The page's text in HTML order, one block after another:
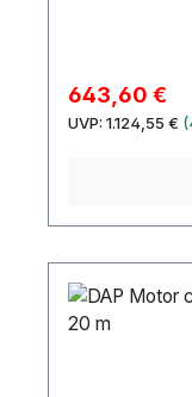
Schutzart:
643,60 €
UVP: Regulärer
1.124,55 €